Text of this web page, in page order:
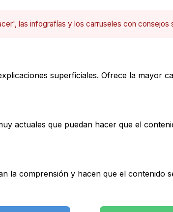
las infografías y los carruseles con
superficiales. Ofrece la mayor
actuales que puedan hacer que el
la comprensión y hacen que el